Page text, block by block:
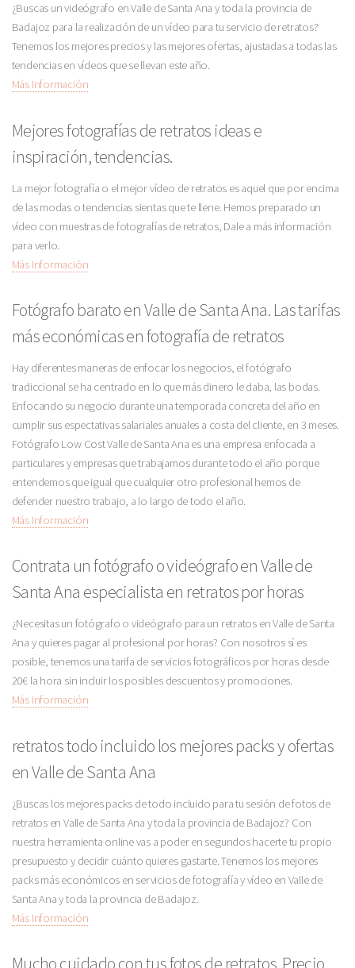
¿Buscas un videógrafo en Valle de Santa Ana y toda la provincia de
Badajoz para la realización de un vídeo para tu servicio de retratos?
Tenemos los mejores precios y las mejores ofertas, ajustadas a todas las
tendencias en vídeos que se llevan este año.
Más Información
Mejores fotografías de retratos ideas e
inspiración, tendencias.
La mejor fotografía o el mejor vídeo de retratos es aquel que por encima
de las modas o tendencias sientas que te llene. Hemos preparado un
vídeo con muestras de fotografías de retratos, Dale a más información
para verlo.
Más Información
Fotógrafo barato en Valle de Santa Ana. Las tarifas
más económicas en fotografía de retratos
Hay diferentes maneras de enfocar los negocios, el fotógrafo
tradiccional se ha centrado en lo que más dinero le daba, las bodas.
Enfocando su negocio durante una temporada concreta del año en
cumplir sus espectativas salariales anuales a costa del cliente, en 3 meses.
Fotógrafo Low Cost Valle de Santa Ana es una empresa enfocada a
particulares y empresas que trabajamos durante todo el año porque
entendemos que igual que cualquier otro profesional hemos de
defender nuestro trabajo, a lo largo de todo el año.
Más Información
Contrata un fotógrafo o videógrafo en Valle de
Santa Ana especialista en retratos por horas
¿Necesitas un fotógrafo o videógrafo para un retratos en Valle de Santa
Ana y quieres pagar al profesional por horas? Con nosotros sí es
posible, tenemos una tarifa de servicios fotográficos por horas desde
20€ la hora sin incluir los posibles descuentos y promociones.
Más Información
retratos todo incluido los mejores packs y ofertas
en Valle de Santa Ana
¿Buscas los mejores packs de todo incluido para tu sesión de fotos de
retratos en Valle de Santa Ana y toda la provincia de Badajoz? Con
nuestra herramienta online vas a poder en segundos hacerte tu propio
presupuesto y decidir cuánto quieres gastarte. Tenemos los mejores
packs más económicos en servicios de fotografía y vídeo en Valle de
Santa Ana y toda la provincia de Badajoz.
Más Información
Mucho cuidado con tus fotos de retratos. Precio